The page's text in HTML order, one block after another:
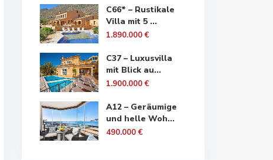
C66* – Rustikale
Villa mit 5 ...
1.890.000 €
C37 – Luxusvilla
mit Blick au...
1.900.000 €
A12 – Geräumige
und helle Woh...
490.000 €